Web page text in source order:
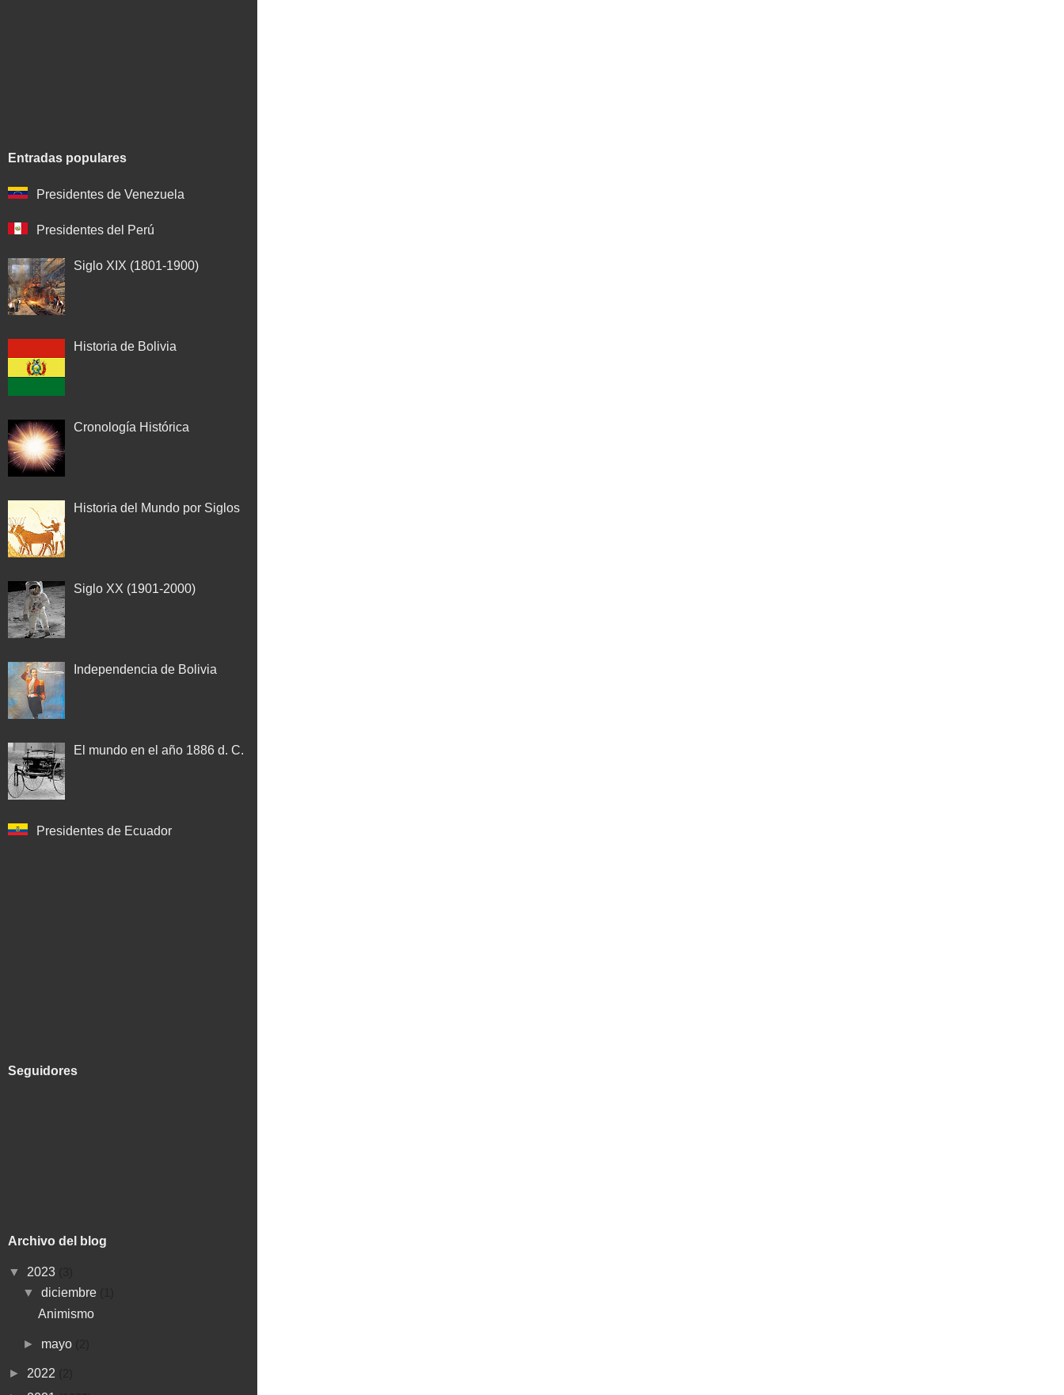
Entradas populares
Presidentes de Venezuela
Presidentes del Perú
Siglo XIX (1801-1900)
Historia de Bolivia
Cronología Histórica
Historia del Mundo por Siglos
Siglo XX (1901-2000)
Independencia de Bolivia
El mundo en el año 1886 d. C.
Presidentes de Ecuador
Seguidores
Archivo del blog
▼ 2023
▼ diciembre
Animismo
► mayo
► 2022